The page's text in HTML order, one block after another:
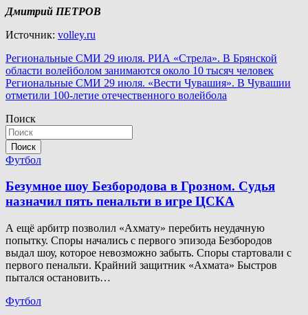
Дмитрий ПЕТРОВ
Источник: volley.ru
Навигация
по
записям
Региональные СМИ 29 июля. РИА «Стрела». В Брянской
области волейболом занимаются около 10 тысяч человек
Региональные СМИ 29 июля. «Вести Чувашия». В Чувашии
отметили 100-летие отечественного волейбола
Поиск
Поиск
Футбол
Безумное шоу Безбородова в Грозном. Судья
назначил пять пенальти в игре ЦСКА
А ещё арбитр позволил «Ахмату» перебить неудачную
попытку. Споры начались с первого эпизода Безбородов
выдал шоу, которое невозможно забыть. Споры стартовали с
первого пенальти. Крайний защитник «Ахмата» Быстров
пытался остановить…
Футбол